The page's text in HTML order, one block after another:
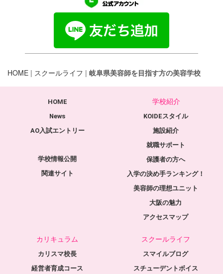
HOME | スクールライフ | 岐阜県美容師を目指す方の美容学校
HOME
News
AO入試エントリー
学校情報公開
関連サイト
学校紹介
KOIDEスタイル
施設紹介
就職サポート
保護者の方へ
入学の決め手ランキング！
美容師の理想ユニット
大阪の魅力
アクセスマップ
カリキュラム
カリスマ校長
経営者育成コース
スクールライフ
スマイルブログ
スチューデントボイス